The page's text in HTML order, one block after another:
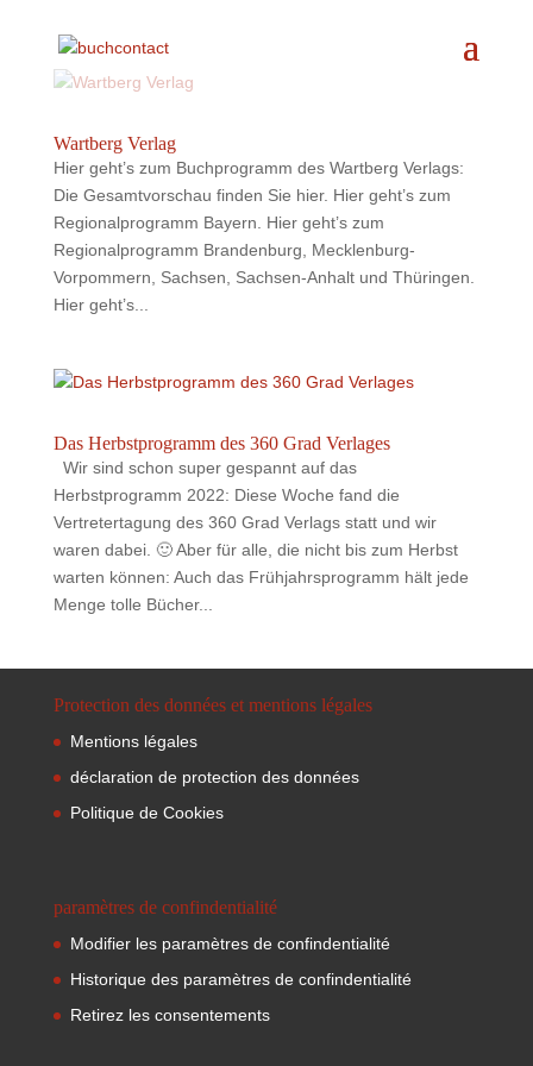
Wartberg Verlag
Hier geht’s zum Buchprogramm des Wartberg Verlags:
Die Gesamtvorschau finden Sie hier. Hier geht’s zum
Regionalprogramm Bayern. Hier geht’s zum
Regionalprogramm Brandenburg, Mecklenburg-
Vorpommern, Sachsen, Sachsen-Anhalt und Thüringen.
Hier geht’s...
Das Herbstprogramm des 360 Grad Verlages
Wir sind schon super gespannt auf das
Herbstprogramm 2022: Diese Woche fand die
Vertretertagung des 360 Grad Verlags statt und wir
waren dabei. 🙂 Aber für alle, die nicht bis zum Herbst
warten können: Auch das Frühjahrsprogramm hält jede
Menge tolle Bücher...
Protection des données et mentions légales
Mentions légales
déclaration de protection des données
Politique de Cookies
paramètres de confindentialité
Modifier les paramètres de confindentialité
Historique des paramètres de confindentialité
Retirez les consentements